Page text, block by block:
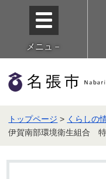
メニュ－
トップページ > くらしの
伊賀南部環境衛生組合